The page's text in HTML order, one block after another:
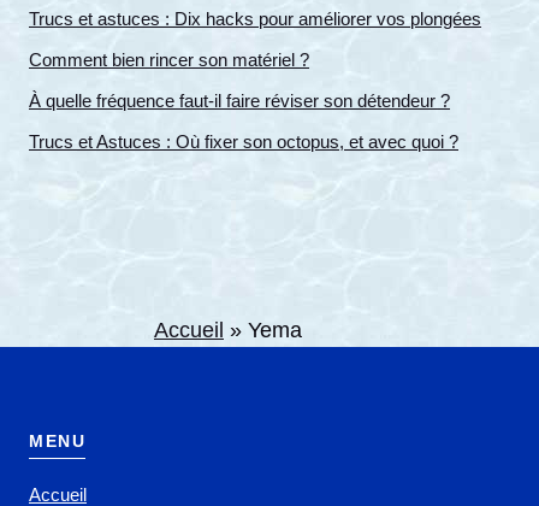
Trucs et astuces : Dix hacks pour améliorer vos plongées
Comment bien rincer son matériel ?
À quelle fréquence faut-il faire réviser son détendeur ?
Trucs et Astuces : Où fixer son octopus, et avec quoi ?
Accueil » Yema
MENU
Accueil